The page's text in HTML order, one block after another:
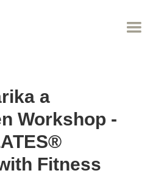
a
Workshop -
Fitness